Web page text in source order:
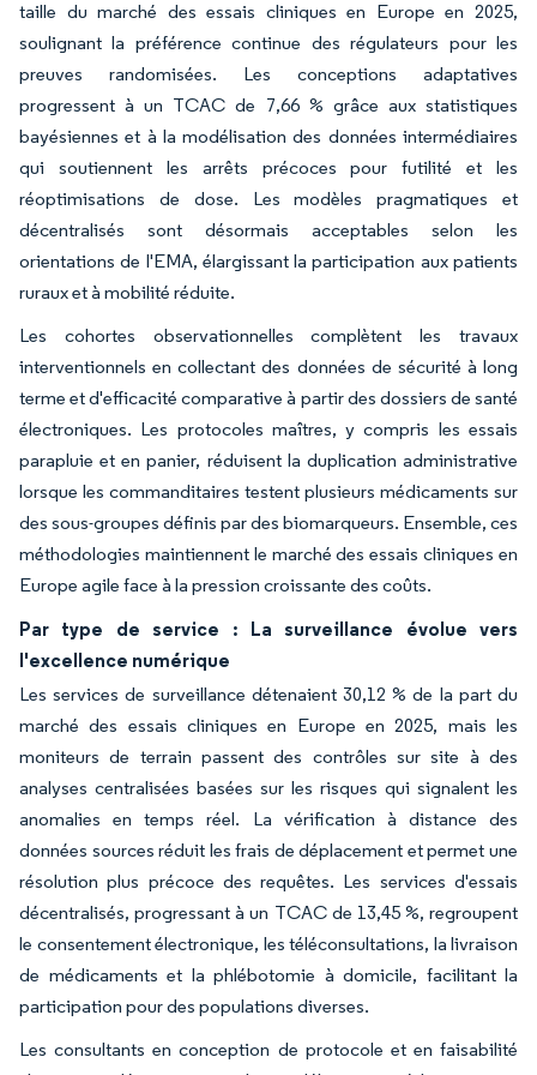
taille du marché des essais cliniques en Europe en 2025,
soulignant la préférence continue des régulateurs pour les
preuves randomisées. Les conceptions adaptatives
progressent à un TCAC de 7,66 % grâce aux statistiques
bayésiennes et à la modélisation des données intermédiaires
qui soutiennent les arrêts précoces pour futilité et les
réoptimisations de dose. Les modèles pragmatiques et
décentralisés sont désormais acceptables selon les
orientations de l'EMA, élargissant la participation aux patients
ruraux et à mobilité réduite.
Les cohortes observationnelles complètent les travaux
interventionnels en collectant des données de sécurité à long
terme et d'efficacité comparative à partir des dossiers de santé
électroniques. Les protocoles maîtres, y compris les essais
parapluie et en panier, réduisent la duplication administrative
lorsque les commanditaires testent plusieurs médicaments sur
des sous-groupes définis par des biomarqueurs. Ensemble, ces
méthodologies maintiennent le marché des essais cliniques en
Europe agile face à la pression croissante des coûts.
Par type de service : La surveillance évolue vers
l'excellence numérique
Les services de surveillance détenaient 30,12 % de la part du
marché des essais cliniques en Europe en 2025, mais les
moniteurs de terrain passent des contrôles sur site à des
analyses centralisées basées sur les risques qui signalent les
anomalies en temps réel. La vérification à distance des
données sources réduit les frais de déplacement et permet une
résolution plus précoce des requêtes. Les services d'essais
décentralisés, progressant à un TCAC de 13,45 %, regroupent
le consentement électronique, les téléconsultations, la livraison
de médicaments et la phlébotomie à domicile, facilitant la
participation pour des populations diverses.
Les consultants en conception de protocole et en faisabilité